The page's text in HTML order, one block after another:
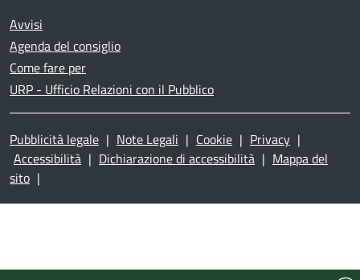
Avvisi
Agenda del consiglio
Come fare per
URP - Ufficio Relazioni con il Pubblico
Pubblicità legale | Note Legali | Cookie | Privacy |
Accessibilità | Dichiarazione di accessibilità | Mappa del
sito |